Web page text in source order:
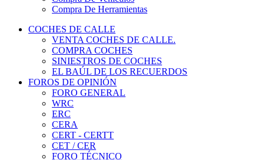
COCHES DE CALLE
VENTA COCHES DE CALLE.
COMPRA COCHES
SINIESTROS DE COCHES
EL BAÚL DE LOS RECUERDOS
FOROS DE OPINIÓN
FORO GENERAL
WRC
ERC
CERA
CERT - CERTT
CET / CER
FORO TÉCNICO
PRUEBAS DE VEHÍCULOS DE CALLE.